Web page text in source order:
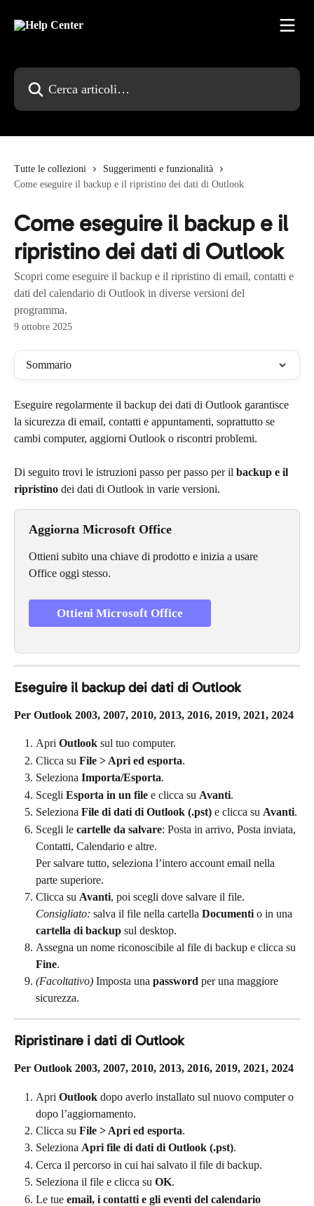
Cerca articoli…
Tutte le collezioni
Suggerimenti e funzionalità
Come eseguire il backup e il ripristino dei dati di Outlook
Come eseguire il backup e il
ripristino dei dati di Outlook
Scopri come eseguire il backup e il ripristino di email, contatti e
dati del calendario di Outlook in diverse versioni del
programma.
9 ottobre 2025
Sommario
Eseguire regolarmente il backup dei dati di Outlook garantisce
la sicurezza di email, contatti e appuntamenti, soprattutto se
cambi computer, aggiorni Outlook o riscontri problemi.
Di seguito trovi le istruzioni passo per passo per il backup e il
ripristino dei dati di Outlook in varie versioni.
Aggiorna Microsoft Office
Ottieni subito una chiave di prodotto e inizia a usare
Office oggi stesso.
Ottieni Microsoft Office
Eseguire il backup dei dati di Outlook
Per Outlook 2003, 2007, 2010, 2013, 2016, 2019, 2021, 2024
Apri Outlook sul tuo computer.
Clicca su File > Apri ed esporta.
Seleziona Importa/Esporta.
Scegli Esporta in un file e clicca su Avanti.
Seleziona File di dati di Outlook (.pst) e clicca su Avanti.
Scegli le cartelle da salvare: Posta in arrivo, Posta inviata,
Contatti, Calendario e altre.
Per salvare tutto, seleziona l’intero account email nella
parte superiore.
Clicca su Avanti, poi scegli dove salvare il file.
Consigliato: salva il file nella cartella Documenti o in una
cartella di backup sul desktop.
Assegna un nome riconoscibile al file di backup e clicca su
Fine.
(Facoltativo) Imposta una password per una maggiore
sicurezza.
Ripristinare i dati di Outlook
Per Outlook 2003, 2007, 2010, 2013, 2016, 2019, 2021, 2024
Apri Outlook dopo averlo installato sul nuovo computer o
dopo l’aggiornamento.
Clicca su File > Apri ed esporta.
Seleziona Apri file di dati di Outlook (.pst).
Cerca il percorso in cui hai salvato il file di backup.
Seleziona il file e clicca su OK.
Le tue email, i contatti e gli eventi del calendario